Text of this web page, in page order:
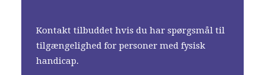
Kontakt tilbuddet hvis du har spørgsmål til
tilgængelighed for personer med fysisk
handicap.